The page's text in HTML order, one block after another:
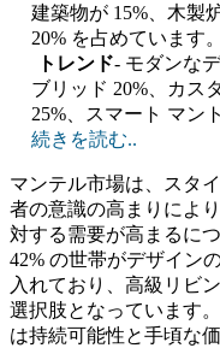
建築物が 15%、木製
20% を占めています。
トレンド- モダンな
ブリッド 20%、カス
25%、スマート マン
続きを読む..
マンテル市場は、スタ
者の意識の高まりによ
対する需要が高まるに
42% の世帯がデザイン
入れており、高級リビ
選択肢となっています
は持続可能性と手頃な